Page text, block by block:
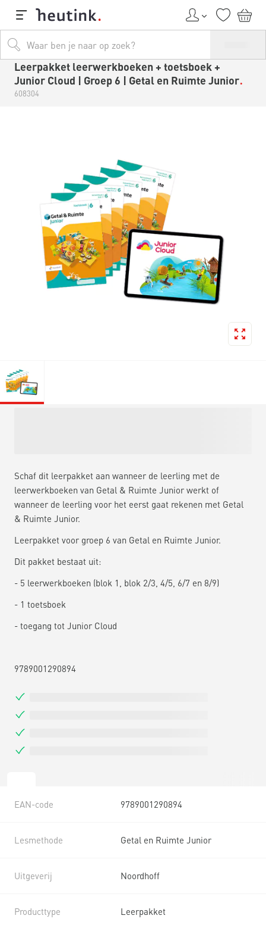
Leerpakket leerwerkboeken + toetsboek +
Junior Cloud | Groep 6 | Getal en Ruimte Junior
608304
Schaf dit leerpakket aan wanneer de leerling met de
leerwerkboeken van Getal & Ruimte Junior werkt of
wanneer de leerling voor het eerst gaat rekenen met Getal
& Ruimte Junior.
Leerpakket voor groep 6 van Getal en Ruimte Junior.
Dit pakket bestaat uit:
- 5 leerwerkboeken (blok 1, blok 2/3, 4/5, 6/7 en 8/9)
- 1 toetsboek
- toegang tot Junior Cloud
9789001290894
EAN-code 9789001290894
Lesmethode Getal en Ruimte Junior
Uitgeverij Noordhoff
Producttype Leerpakket